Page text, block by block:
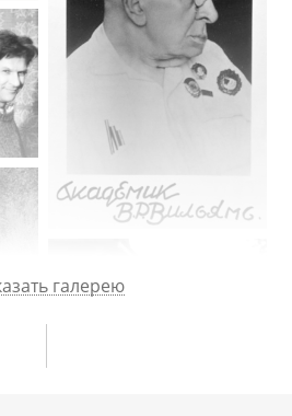
галерею